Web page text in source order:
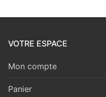
VOTRE ESPACE
Mon compte
Panier